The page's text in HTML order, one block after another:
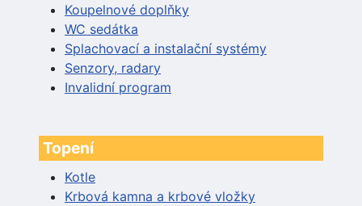
Koupelnové doplňky
WC sedátka
Splachovací a instalační systémy
Senzory, radary
Invalidní program
Topení
Kotle
Krbová kamna a krbové vložky